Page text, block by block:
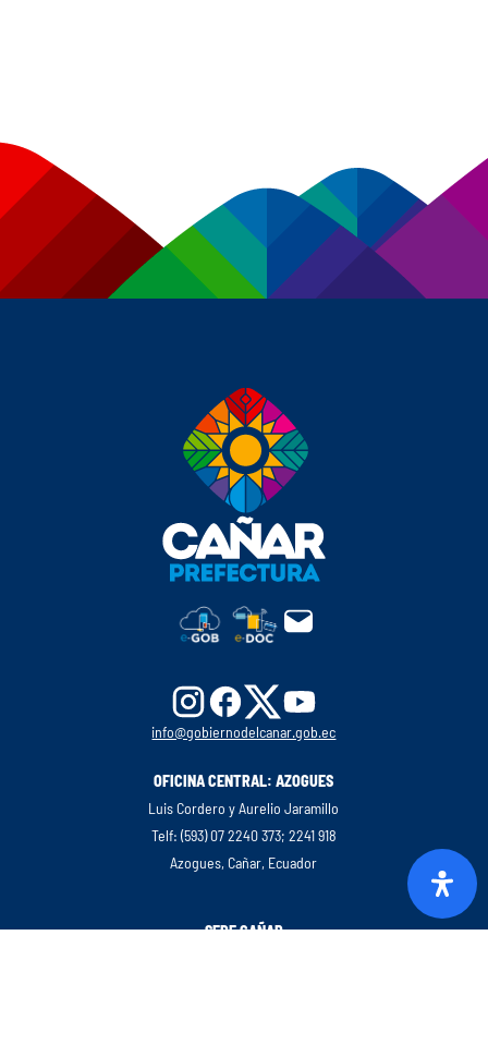
info@gobiernodelcanar.gob.ec
OFICINA CENTRAL: AZOGUES
Luis Cordero y Aurelio Jaramillo
Telf: (593) 07 2240 373; 2241 918
Azogues, Cañar, Ecuador
SEDE CAÑAR